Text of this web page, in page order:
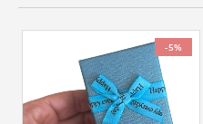
-5%